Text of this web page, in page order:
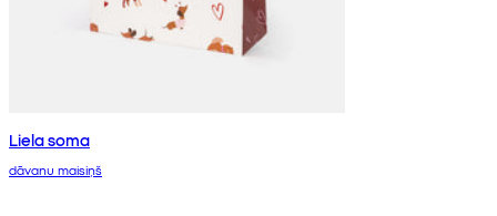
Liela soma
dāvanu maisiņš